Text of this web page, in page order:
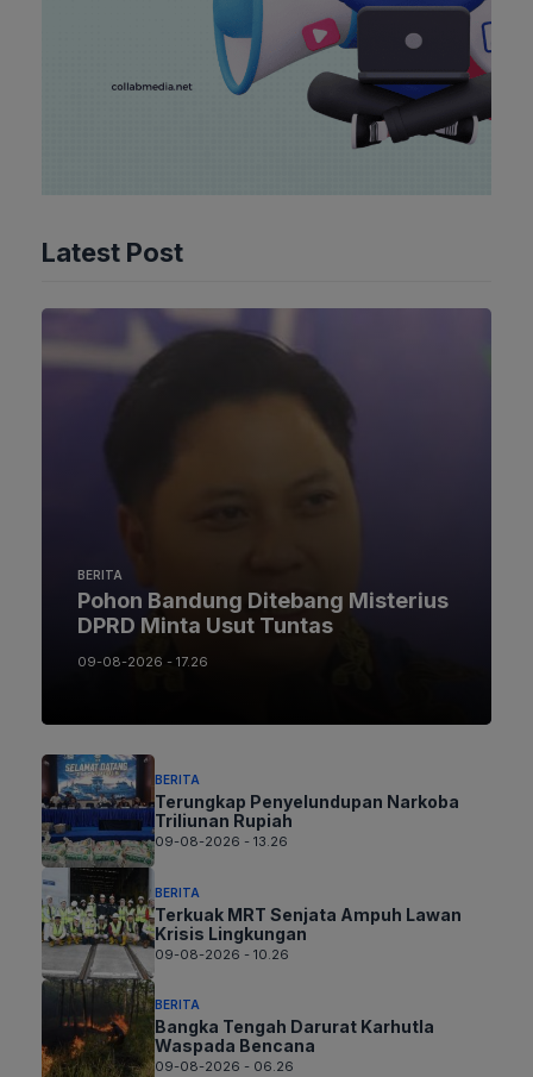
Latest Post
BERITA
Pohon Bandung Ditebang Misterius
DPRD Minta Usut Tuntas
09-08-2026 - 17.26
BERITA
Terungkap Penyelundupan Narkoba
Triliunan Rupiah
09-08-2026 - 13.26
BERITA
Terkuak MRT Senjata Ampuh Lawan
Krisis Lingkungan
09-08-2026 - 10.26
BERITA
Bangka Tengah Darurat Karhutla
Waspada Bencana
09-08-2026 - 06.26